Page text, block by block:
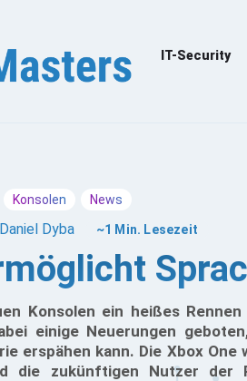
IT-Security
Konsolen News
Daniel Dyba ~1 Min. Lesezeit
Konsolen ein heißes
einige Neuerungen
erspähen kann. Die Xbox One
die zukünftigen Nutzer der